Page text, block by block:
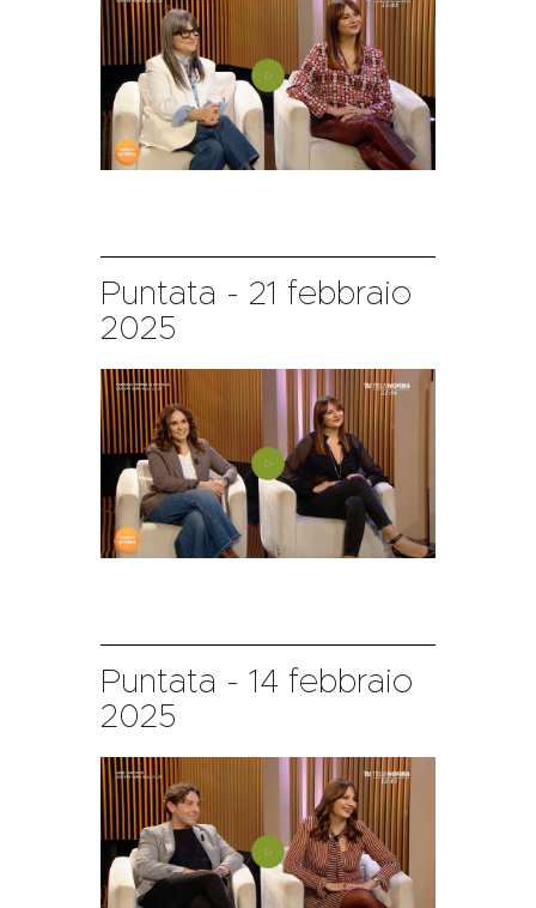
Puntata - 21 febbraio
2025
Puntata - 14 febbraio
2025